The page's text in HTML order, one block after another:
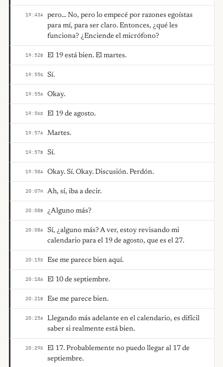
19:43A
pero... No, pero lo empecé por razones egoístas
para mí, para ser claro. Entonces, ¿qué les
funciona? ¿Enciende el micrófono?
19:52B El 19 está bien. El martes.
19:55G Sí.
19:55A Okay.
19:56D El 19 de agosto.
19:57A Martes.
19:57B Sí.
19:58A Okay. Sí. Okay. Discusión. Perdón.
20:07H Ah, sí, iba a decir.
20:08B ¿Alguno más?
20:08A
Sí, ¿alguno más? A ver, estoy revisando mi
calendario para el 19 de agosto, que es el 27.
20:15D Ese me parece bien aquí.
20:18A El 10 de septiembre.
20:21B Ese me parece bien.
20:25A
Llegando más adelante en el calendario, es difícil
saber si realmente está bien.
20:29D
El 17. Probablemente no puedo llegar al 17 de
septiembre.